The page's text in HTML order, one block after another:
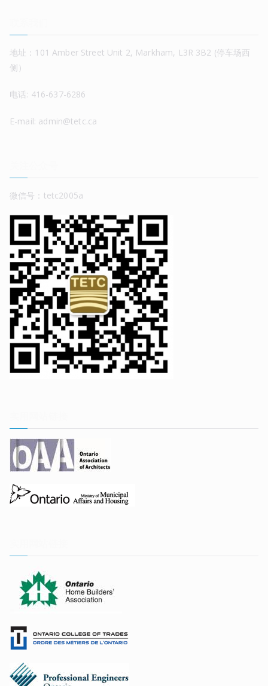
地址：101 Amber Street Unit 2, Markham, L3R 3B2 (停车场西
侧）
电话: 416-637-6286
E-mail: admin@tetc.ca
微信号：tetc2005a